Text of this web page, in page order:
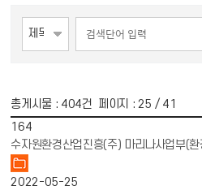
총게시물 : 404건 페이지 : 25 / 41
164
수자원환경산업진흥(주) 마리나사업부(
2022-05-25